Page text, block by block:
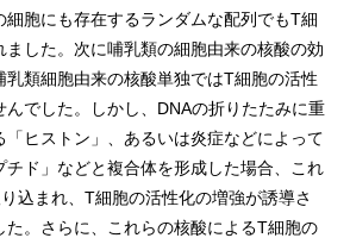
細胞にも存在するランダムな配列でもT細
ました。次に哺乳類の細胞由来の核酸の効
乳類細胞由来の核酸単独ではT細胞の活性
んでした。しかし、DNAの折りたたみに重
ヒストン」、あるいは炎症などによって
チド」などと複合体を形成した場合、これ
込まれ、T細胞の活性化の増強が誘導さ
た。さらに、これらの核酸によるT細胞の